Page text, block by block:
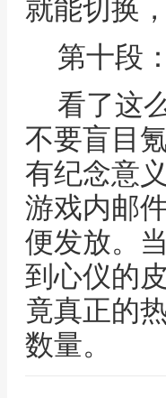
就能切换
第十段
看了这
不要盲目
有纪念意
游戏内邮
便发放。
到心仪的
竟真正的
数量。